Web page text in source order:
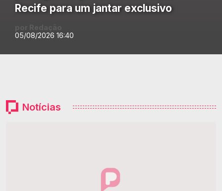
Recife para um jantar exclusivo
05/08/2026 16:40
Notícias